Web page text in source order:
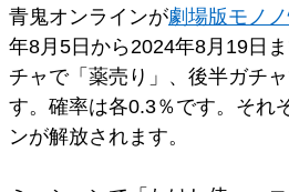
青鬼オンラインが劇場版モノ
年8月5日から2024年8月19日
チャで「薬売り」、後半ガチ
す。確率は各0.3％です。それ
ンが解放されます。